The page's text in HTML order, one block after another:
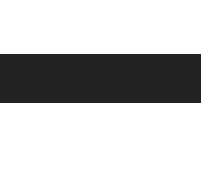
Поддержка портала